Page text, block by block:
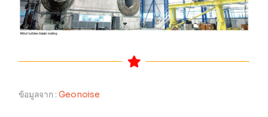
ข้อมูลจาก :Geonoise